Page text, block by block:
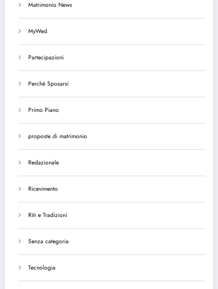
Matrimonio News
MyWed
Partecipazioni
Perché Sposarsi
Primo Piano
proposte di matrimonio
Redazionale
Ricevimento
Riti e Tradizioni
Senza categoria
Tecnologia